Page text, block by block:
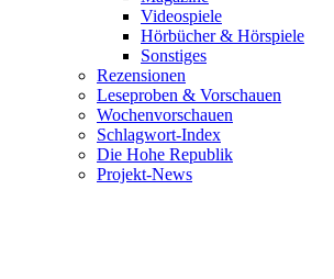
Videospiele
Hörbücher & Hörspiele
Sonstiges
Rezensionen
Leseproben & Vorschauen
Wochenvorschauen
Schlagwort-Index
Die Hohe Republik
Projekt-News